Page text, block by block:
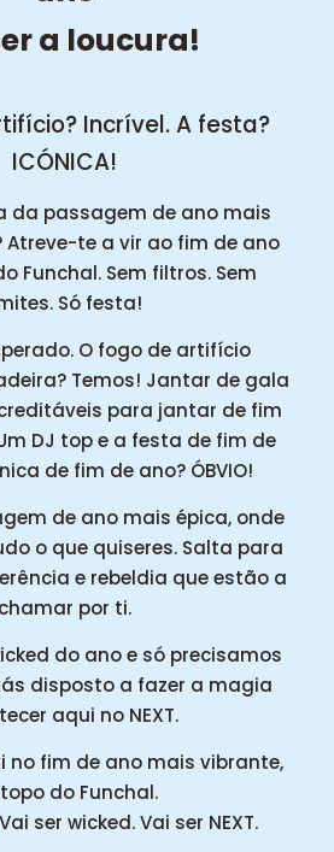
a loucura!
Incrível. A festa?
ICÓNICA!
da passagem de ano mais
Atreve-te a vir ao fim de ano
Funchal. Sem filtros. Sem
Só festa!
O fogo de artifício
Temos! Jantar de gala
para jantar de fim
DJ top e a festa de fim de
de fim de ano? ÓBVIO!
de ano mais épica, onde
o que quiseres. Salta para
e rebeldia que estão a
chamar por ti.
do ano e só precisamos
disposto a fazer a magia
aqui no NEXT.
no fim de ano mais vibrante,
do Funchal.
ser wicked. Vai ser NEXT.